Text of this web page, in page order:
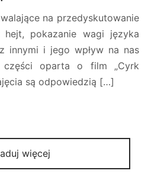
na przedyskutowanie
pokazanie wagi języka
innymi i jego wpływ na nas
części oparta o film „Cyrk
są odpowiedzią […]
więcej